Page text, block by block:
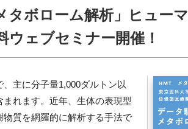
タボローム解析」ヒューマ
ェブセミナー開催！
、主に分子量1,000ダルトン以
れます。近年、生体の表現型
質を網羅的に解析する手法で